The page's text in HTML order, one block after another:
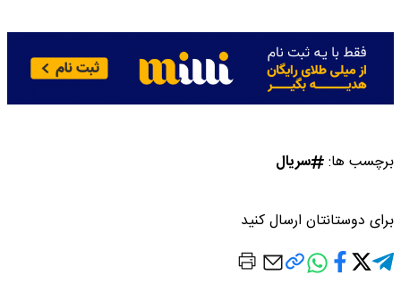
برچسب ها: سریال
برای دوستانتان ارسال کنید